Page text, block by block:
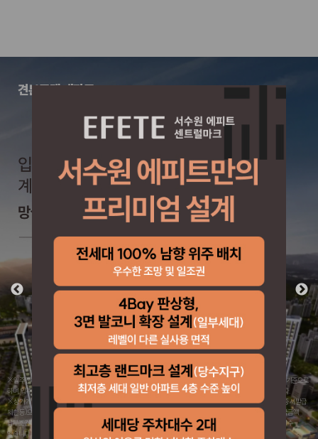
견본주택 개관중
※ 입주전까지 계약금 5% 문구의 계약금 5%는 발코니, 유상옵션, 인지세 등 기타비용을 제외한 아파트 분양대금을 기준으로
하며, 입주시에는 중도금 상환 및 중도금 이자, 잔금 및 취등록세, 기타 제세공과금 등을 납부하셔야 입주가 가능합니다.
※ 상기 계약금 5%와 별개로 중도금대출 및 잔금대출은 정부의 정책 및 개인사정(신용불량, 대출한도 초과, 각종 보증서 발급
제한 등)으로 대출한도 축소 및 불가 등 대출 거절이 발생할 경우 사업주체의 대출알선 여부와 무관하게 계약자는 공급금액
납부조건에 따라 중도금(잔금)을 현금으로 직접 납부하여야 하며, 해당 중도금(잔금)이 연체될 경우 연체료가 부과될 수
있습니다. 자세한 내용은 입주자모집공고를 참고하시기 바랍니다.